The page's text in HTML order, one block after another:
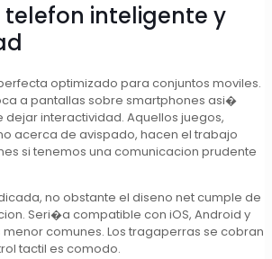
telefon inteligente y
optimizado para conjuntos moviles.
a pantallas sobre smartphones asi�
interactividad. Aquellos juegos,
acerca de avispado, hacen el trabajo
si tenemos una comunicacion prudente
no obstante el diseno net cumple de
Seri�a compatible con iOS, Android y
comunes. Los tragaperras se cobran
tactil es comodo.